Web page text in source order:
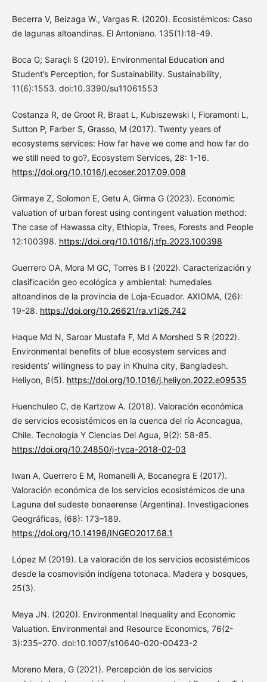
Becerra V, Beizaga W., Vargas R. (2020). Ecosistémicos: Caso
de lagunas altoandinas. El Antoniano. 135(1):18-49.
Boca G; Saraçlı S (2019). Environmental Education and
Student’s Perception, for Sustainability. Sustainability,
11(6):1553. doi:10.3390/su11061553
Costanza R, de Groot R, Braat L, Kubiszewski I, Fioramonti L,
Sutton P, Farber S, Grasso, M (2017). Twenty years of
ecosystems services: How far have we come and how far do
we still need to go?, Ecosystem Services, 28: 1-16.
https://doi.org/10.1016/j.ecoser.2017.09.008
Girmaye Z, Solomon E, Getu A, Girma G (2023). Economic
valuation of urban forest using contingent valuation method:
The case of Hawassa city, Ethiopia, Trees, Forests and People
12:100398. https://doi.org/10.1016/j.tfp.2023.100398
Guerrero OA, Mora M GC, Torres B I (2022). Caracterización y
clasificación geo ecológica y ambiental: humedales
altoandinos de la provincia de Loja-Ecuador. AXIOMA, (26):
19-28. https://doi.org/10.26621/ra.v1i26.742
Haque Md N, Saroar Mustafa F, Md A Morshed S R (2022).
Environmental benefits of blue ecosystem services and
residents’ willingness to pay in Khulna city, Bangladesh.
Heliyon, 8(5). https://doi.org/10.1016/j.heliyon.2022.e09535
Huenchuleo C, de Kartzow A. (2018). Valoración económica
de servicios ecosistémicos en la cuenca del río Aconcagua,
Chile. Tecnología Y Ciencias Del Agua, 9(2): 58-85.
https://doi.org/10.24850/j-tyca-2018-02-03
Iwan A, Guerrero E M, Romanelli A, Bocanegra E (2017).
Valoración económica de los servicios ecosistémicos de una
Laguna del sudeste bonaerense (Argentina). Investigaciones
Geográficas, (68): 173–189.
https://doi.org/10.14198/INGEO2017.68.1
López M (2019). La valoración de los servicios ecosistémicos
desde la cosmovisión indígena totonaca. Madera y bosques,
25(3).
Meya JN. (2020). Environmental Inequality and Economic
Valuation. Environmental and Resource Economics, 76(2-
3):235–270. doi:10.1007/s10640-020-00423-2
Moreno Mera, G (2021). Percepción de los servicios